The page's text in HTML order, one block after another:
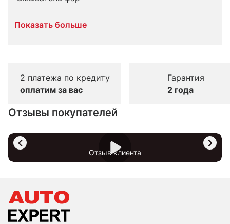
Показать больше
2 платежа по кредиту
оплатим за вас
Гарантия
2 года
Отзывы покупателей
Отзыв клиента